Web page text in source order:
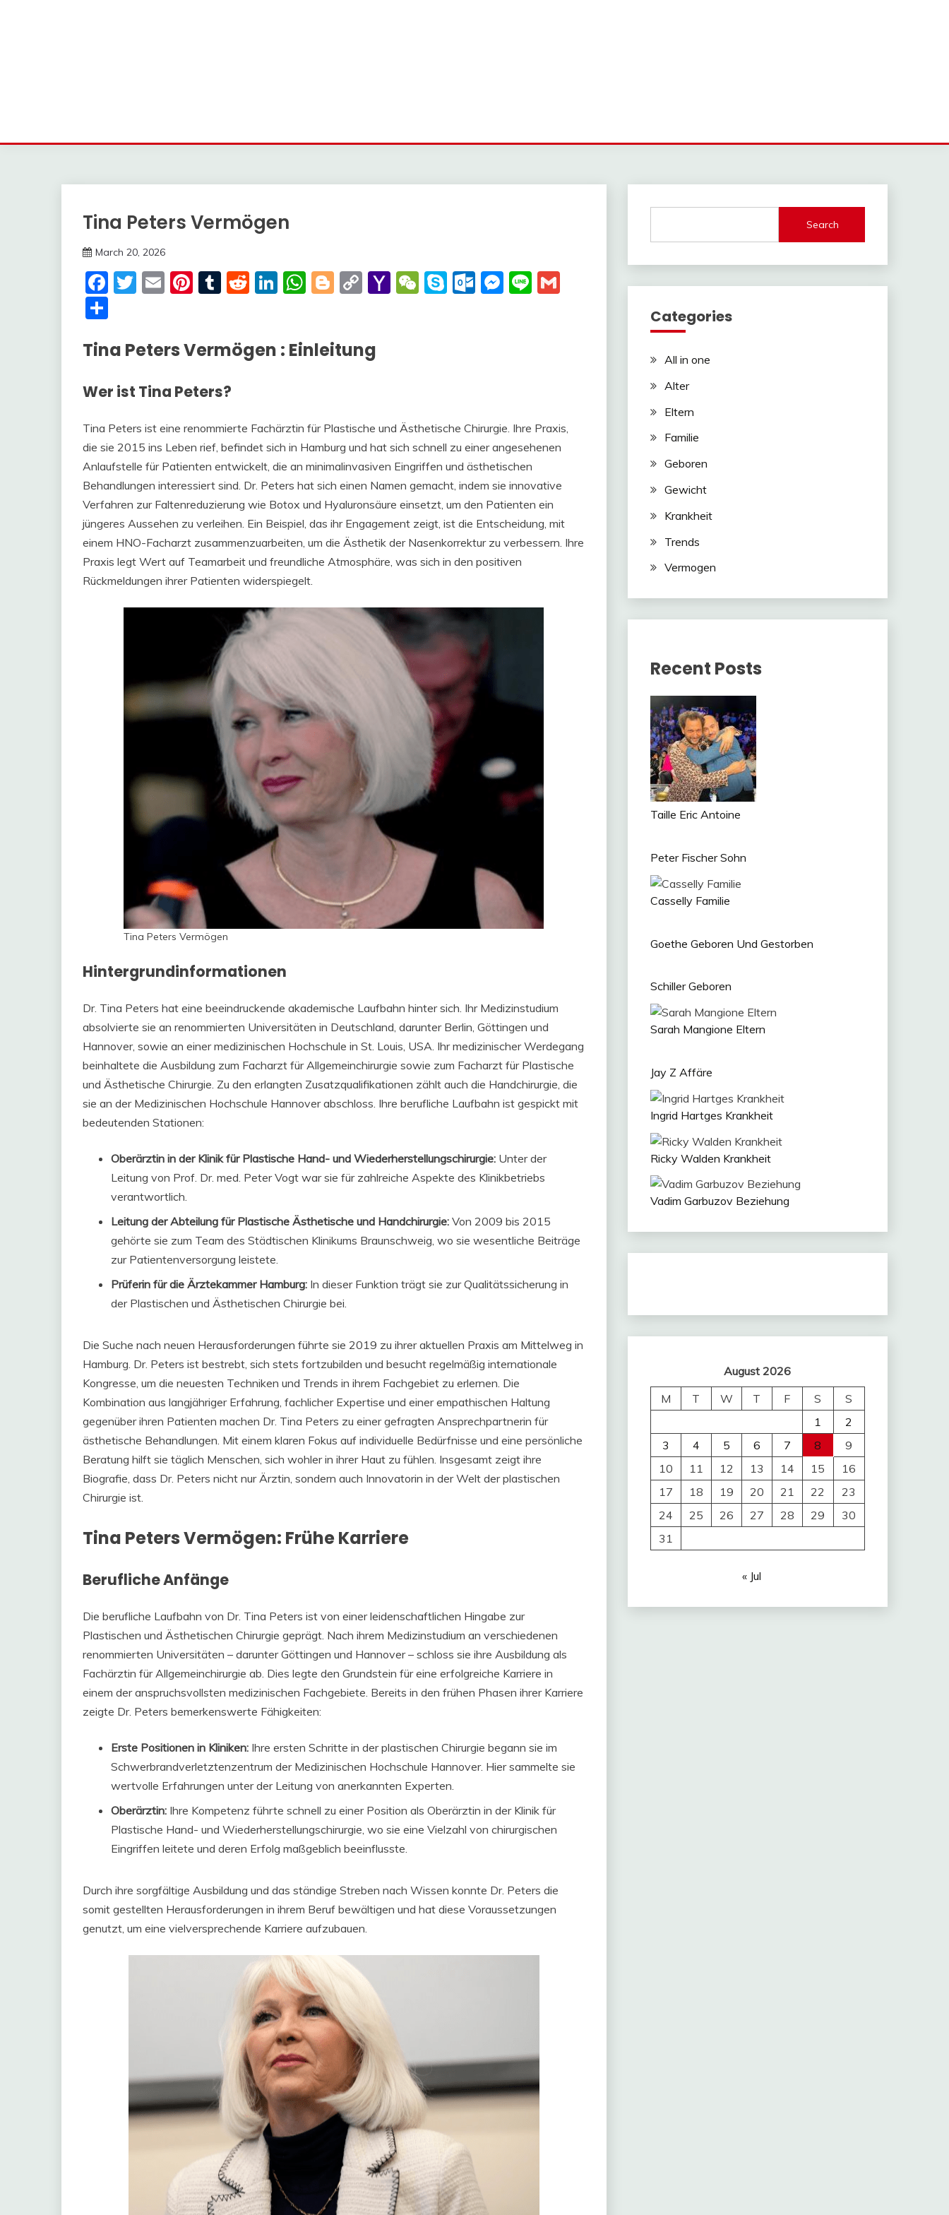
Trends
Tina Peters Vermögen
March 20, 2026
Meme
Facebook
Twitter
EmailPinterest
Tumblr
Reddit
LinkedIn
WhatsApp
Blogger
CopyYahoo
WeChat
SkypeOutlook.com
Messenger
Line
Tina Peters Vermögen : Einleitung
Wer ist Tina Peters?
Tina Peters ist eine renommierte Fachärztin für Plastische und Ästhetische Chirurgie. Ihre Praxis,
die sie 2015 ins Leben rief, befindet sich in Hamburg und hat sich schnell zu einer angesehenen
Anlaufstelle für Patienten entwickelt, die an minimalinvasiven Eingriffen und ästhetischen
Behandlungen interessiert sind. Dr. Peters hat sich einen Namen gemacht, indem sie innovative
Verfahren zur Faltenreduzierung wie Botox und Hyaluronsäure einsetzt, um den Patienten ein
jüngeres Aussehen zu verleihen. Ein Beispiel, das ihr Engagement zeigt, ist die Entscheidung, mit
einem HNO-Facharzt zusammenzuarbeiten, um die Ästhetik der Nasenkorrektur zu verbessern. Ihre
Praxis legt Wert auf Teamarbeit und freundliche Atmosphäre, was sich in den positiven
Rückmeldungen ihrer Patienten widerspiegelt.
Tina Peters Vermögen
Hintergrundinformationen
Dr. Tina Peters hat eine beeindruckende akademische Laufbahn hinter sich. Ihr Medizinstudium
absolvierte sie an renommierten Universitäten in Deutschland, darunter Berlin, Göttingen und
Hannover, sowie an einer medizinischen Hochschule in St. Louis, USA. Ihr medizinischer Werdegang
beinhaltete die Ausbildung zum Facharzt für Allgemeinchirurgie sowie zum Facharzt für Plastische
und Ästhetische Chirurgie. Zu den erlangten Zusatzqualifikationen zählt auch die Handchirurgie, die
sie an der Medizinischen Hochschule Hannover abschloss. Ihre berufliche Laufbahn ist gespickt mit
bedeutenden Stationen:
Oberärztin in der Klinik für Plastische Hand- und Wiederherstellungschirurgie: Unter der
Leitung von Prof. Dr. med. Peter Vogt war sie für zahlreiche Aspekte des Klinikbetriebs
verantwortlich.
Leitung der Abteilung für Plastische Ästhetische und Handchirurgie: Von 2009 bis 2015
gehörte sie zum Team des Städtischen Klinikums Braunschweig, wo sie wesentliche Beiträge
zur Patientenversorgung leistete.
Prüferin für die Ärztekammer Hamburg: In dieser Funktion trägt sie zur Qualitätssicherung in
der Plastischen und Ästhetischen Chirurgie bei.
Die Suche nach neuen Herausforderungen führte sie 2019 zu ihrer aktuellen Praxis am Mittelweg in
Hamburg. Dr. Peters ist bestrebt, sich stets fortzubilden und besucht regelmäßig internationale
Kongresse, um die neuesten Techniken und Trends in ihrem Fachgebiet zu erlernen. Die
Kombination aus langjähriger Erfahrung, fachlicher Expertise und einer empathischen Haltung
gegenüber ihren Patienten machen Dr. Tina Peters zu einer gefragten Ansprechpartnerin für
ästhetische Behandlungen. Mit einem klaren Fokus auf individuelle Bedürfnisse und eine persönliche
Beratung hilft sie täglich Menschen, sich wohler in ihrer Haut zu fühlen. Insgesamt zeigt ihre
Biografie, dass Dr. Peters nicht nur Ärztin, sondern auch Innovatorin in der Welt der plastischen
Chirurgie ist.
Tina Peters Vermögen: Frühe Karriere
Berufliche Anfänge
Die berufliche Laufbahn von Dr. Tina Peters ist von einer leidenschaftlichen Hingabe zur
Plastischen und Ästhetischen Chirurgie geprägt. Nach ihrem Medizinstudium an verschiedenen
renommierten Universitäten – darunter Göttingen und Hannover – schloss sie ihre Ausbildung als
Fachärztin für Allgemeinchirurgie ab. Dies legte den Grundstein für eine erfolgreiche Karriere in
einem der anspruchsvollsten medizinischen Fachgebiete. Bereits in den frühen Phasen ihrer Karriere
zeigte Dr. Peters bemerkenswerte Fähigkeiten:
Erste Positionen in Kliniken: Ihre ersten Schritte in der plastischen Chirurgie begann sie im
Schwerbrandverletztenzentrum der Medizinischen Hochschule Hannover. Hier sammelte sie
wertvolle Erfahrungen unter der Leitung von anerkannten Experten.
Oberärztin: Ihre Kompetenz führte schnell zu einer Position als Oberärztin in der Klinik für
Plastische Hand- und Wiederherstellungschirurgie, wo sie eine Vielzahl von chirurgischen
Eingriffen leitete und deren Erfolg maßgeblich beeinflusste.
Durch ihre sorgfältige Ausbildung und das ständige Streben nach Wissen konnte Dr. Peters die
somit gestellten Herausforderungen in ihrem Beruf bewältigen und hat diese Voraussetzungen
genutzt, um eine vielversprechende Karriere aufzubauen.
Search
Categories
All in one
Alter
Eltern
Familie
Geboren
Gewicht
Krankheit
Trends
Vermogen
Recent Posts
Taille Eric Antoine
Peter Fischer Sohn
Casselly Familie
Goethe Geboren Und Gestorben
Schiller Geboren
Sarah Mangione Eltern
Jay Z Affäre
Ingrid Hartges Krankheit
Ricky Walden Krankheit
Vadim Garbuzov Beziehung
August 2026
M
T W T F S
S
1
2
3
4 5 6 7 8
9
10
11 12 13 14 15
16
17
18 19 20 21 22
23
24
25 26 27 28 29
30
31
« Jul